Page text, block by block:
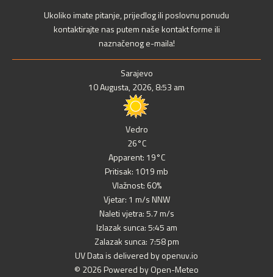
Ukoliko imate pitanje, prijedlog ili poslovnu ponudu
kontaktirajte nas putem naše kontakt forme ili
naznačenog e-maila!
Sarajevo
10 Augusta, 2026, 8:53 am
Vedro
26°C
Apparent: 19°C
Pritisak: 1019 mb
Vlažnost: 60%
Vjetar: 1 m/s NNW
Naleti vjetra: 5.7 m/s
Izlazak sunca: 5:45 am
Zalazak sunca: 7:58 pm
UV Data is delivered by openuv.io
© 2026 Powered by Open-Meteo